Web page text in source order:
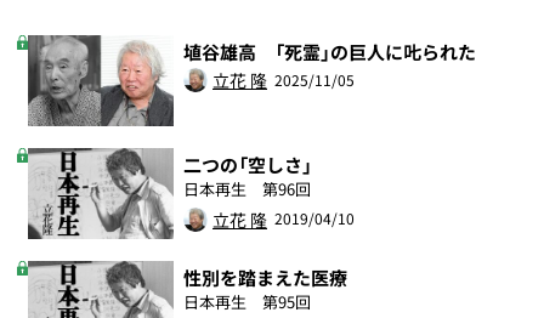
埴谷雄高 「死霊」の巨人に𠮟られた
立花 隆 2025/11/05
二つの「空しさ」
日本再生 第96回
立花 隆 2019/04/10
性別を踏まえた医療
日本再生 第95回